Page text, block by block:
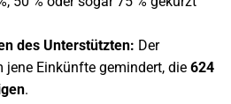
des Unterstützten: Der
jene Einkünfte gemindert, die 624
.